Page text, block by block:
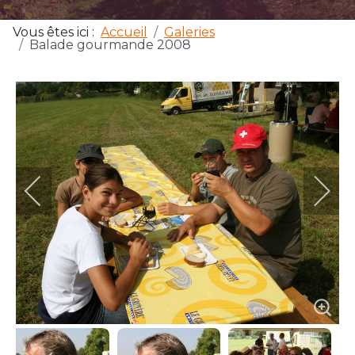
Vous êtes ici : Accueil
Galeries
Balade gourmande 2008